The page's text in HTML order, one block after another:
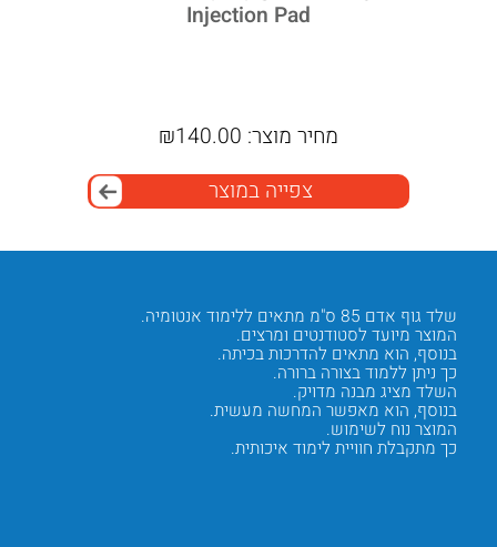
Injection Pad
מחיר מוצר: ₪140.00
צפייה במוצר
שלד גוף אדם 85 ס"מ מתאים ללימוד אנטומיה.
המוצר מיועד לסטודנטים ומרצים.
בנוסף, הוא מתאים להדרכות בכיתה.
כך ניתן ללמוד בצורה ברורה.
השלד מציג מבנה מדויק.
בנוסף, הוא מאפשר המחשה מעשית.
המוצר נוח לשימוש.
כך מתקבלת חוויית לימוד איכותית.